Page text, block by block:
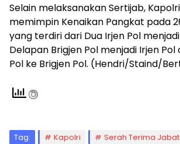
Selain melaksanakan Sertijab,
memimpin Kenaikan Pangkat pada
yang terdiri dari Dua Irjen Pol
Delapan Brigjen Pol menjadi Irjen Pol
Pol ke Brigjen Pol. (Hendri/Staind/
Tag: Kapolri Serah Terima